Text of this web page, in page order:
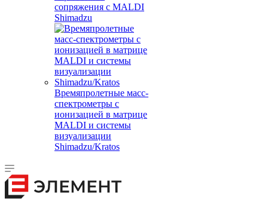
сопряжения с MALDI
Shimadzu
Времяпролетные масс-
спектрометры с
ионизацией в матрице
MALDI и системы
визуализации
Shimadzu/Kratos